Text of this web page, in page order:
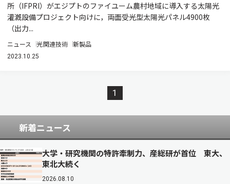
所（IFPRI）がエジプトのファイユーム農村地域に導入する太陽光
灌漑設備プロジェクト向けに，両面受光型太陽光パネル4900枚
（出力...
ニュース 光関連技術 新製品
2023.10.25
1
新着ニュース
大学・研究機関の特許牽制力、産総研が首位 東大、
東北大続く
2026.08.10